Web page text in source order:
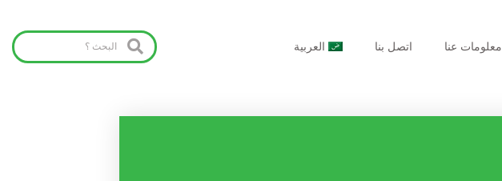
معلومات عنا اتصل بنا العربية